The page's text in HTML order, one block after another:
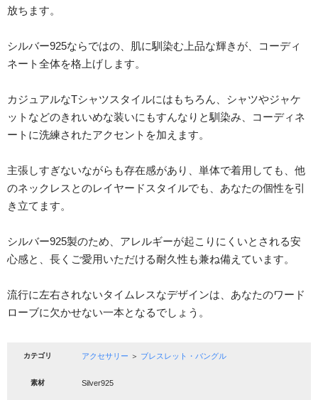
放ちます。
シルバー925ならではの、肌に馴染む上品な輝きが、コーディ
ネート全体を格上げします。
カジュアルなTシャツスタイルにはもちろん、シャツやジャケ
ットなどのきれいめな装いにもすんなりと馴染み、コーディネ
ートに洗練されたアクセントを加えます。
主張しすぎないながらも存在感があり、単体で着用しても、他
のネックレスとのレイヤードスタイルでも、あなたの個性を引
き立てます。
シルバー925製のため、アレルギーが起こりにくいとされる安
心感と、長くご愛用いただける耐久性も兼ね備えています。
流行に左右されないタイムレスなデザインは、あなたのワード
ローブに欠かせない一本となるでしょう。
カテゴリ アクセサリー ＞ ブレスレット・バングル
素材 Silver925